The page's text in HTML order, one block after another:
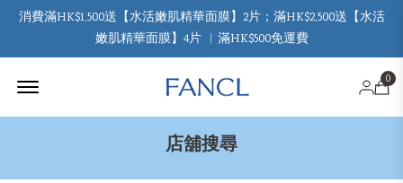
消費滿HK$1,500送【水活嫩肌精華面膜】2片；滿HK$2,500送【水活
嫩肌精華面膜】4片 ︳滿HK$500免運費
0
店舖搜尋